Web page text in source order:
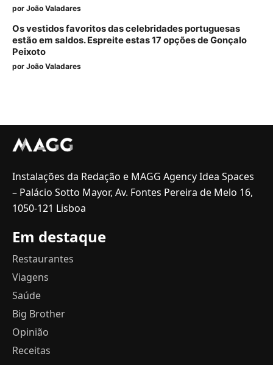
por João Valadares
Os vestidos favoritos das celebridades portuguesas
estão em saldos. Espreite estas 17 opções de Gonçalo
Peixoto
por João Valadares
Instalações da Redação e MAGG Agency Idea Spaces
– Palácio Sotto Mayor, Av. Fontes Pereira de Melo 16,
1050-121 Lisboa
Em destaque
Restaurantes
Viagens
Saúde
Big Brother
Opinião
Receitas